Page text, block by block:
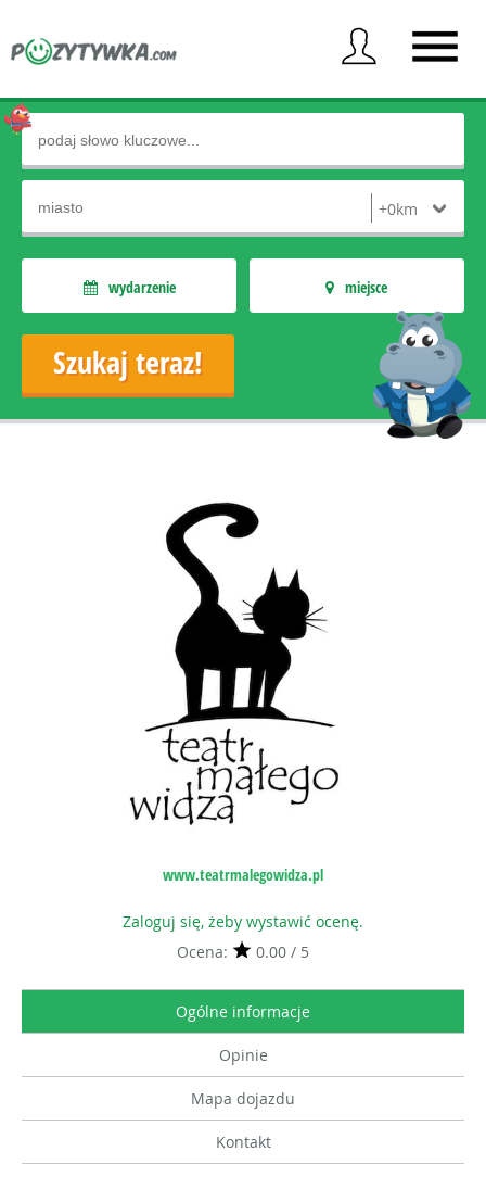
wydarzenie miejsce
www.teatrmalegowidza.pl
Zaloguj się, żeby wystawić ocenę.
Ocena:
0.00 / 5
Ogólne informacje
Opinie
Mapa dojazdu
Kontakt